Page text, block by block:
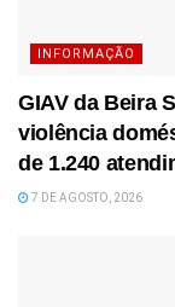
INFORMAÇÃO
GIAV da Beira
violência
de 1.240
7 DE AGOSTO, 2026